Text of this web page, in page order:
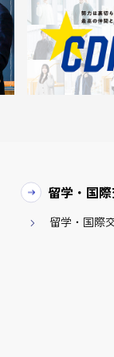
留学・国
留学・国際